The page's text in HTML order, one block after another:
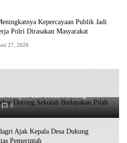
Kepercayaan Publik Jadi
Polri Dirasakan Masyarakat
27, 2026
Sekko Jakbar Dorong Sekolah
Sampah dan Urban Farming
0
Ajak Kepala Desa Dukung
Pemerintah